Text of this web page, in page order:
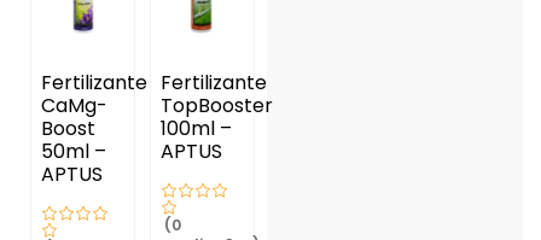
Fertilizante
CaMg-
Boost
50ml –
APTUS
Fertilizante
TopBooster
100ml –
APTUS
(0